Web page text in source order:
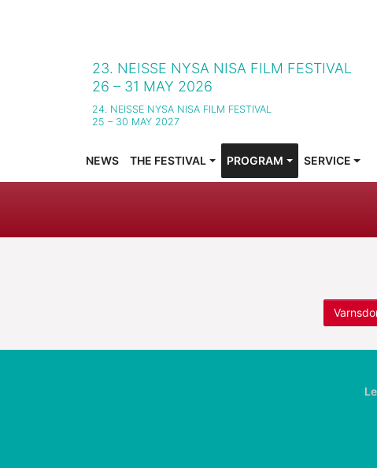
23. NEISSE NYSA NISA FILM FESTIVAL
26 – 31 MAY 2026
24. NEISSE NYSA NISA FILM FESTIVAL
25 – 30 MAY 2027
NEWS THE FESTIVAL
SUBMENU FOR "THE FESTIVAL"
PROGRAM
SUBMENU FOR "PROGRAM"
SERVICE
SUBMENU